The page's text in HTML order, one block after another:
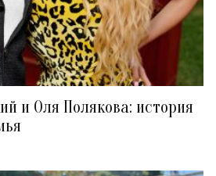
и Оля Полякова: история